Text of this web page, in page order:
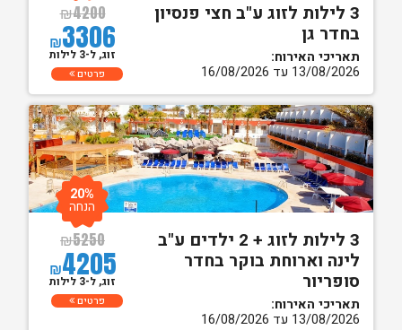
3 לילות לזוג ע"ב חצי פנסיון
בחדר גן
תאריכי האירוח:
13/08/2026 עד 16/08/2026
₪4200
₪3306
זוג, ל-3 לילות
פרטים
3 לילות לזוג + 2 ילדים ע"ב
לינה וארוחת בוקר בחדר
סופריור
תאריכי האירוח:
13/08/2026 עד 16/08/2026
₪5250
₪4205
20%
הנחה
זוג, ל-3 לילות
פרטים